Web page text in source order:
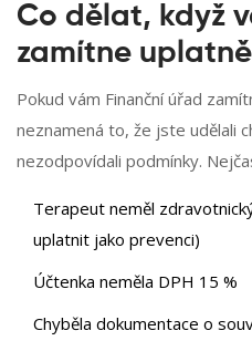
Co dělat, když
zamítne
Pokud vám Finanční úřad
neznamená to, že jste udělali
nezodpovídali podmínky.
Terapeut neměl
uplatnit jako prevenci)
Účtenka neměla DPH 15 %
Chyběla dokumentace o